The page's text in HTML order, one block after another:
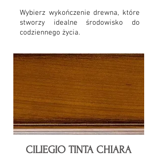
Wybierz wykończenie drewna, które
stworzy idealne środowisko do
codziennego życia.
CILIEGIO TINTA CHIARA